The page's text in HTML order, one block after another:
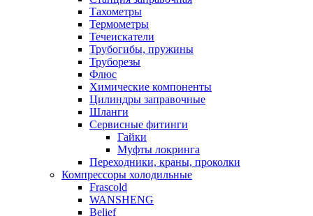
Тахометры
Термометры
Течеискатели
Трубогибы, пружины
Труборезы
Флюс
Химические компоненты
Цилиндры заправочные
Шланги
Сервисные фитинги
Гайки
Муфты локринга
Переходники, краны, проколки
Компрессоры холодильные
Frascold
WANSHENG
Belief